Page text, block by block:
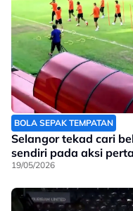
BOLA SEPAK TEMPATAN
Selangor tekad cari
sendiri pada aksi
19/05/2026